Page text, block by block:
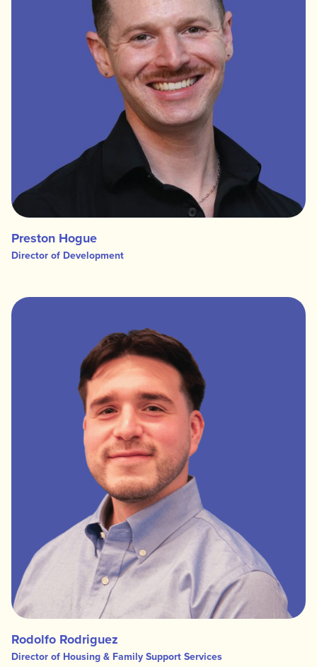
Preston Hogue
Director of Development
Rodolfo Rodriguez
Director of Housing & Family Support Services